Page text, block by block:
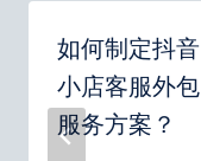
如何制定抖音
小店客服外包
服务方案？